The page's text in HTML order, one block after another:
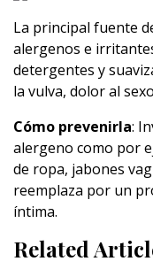
La principal fuente
alergenos e
detergentes y
la vulva, dolor al
Cómo prevenirla:
alergeno como por
de ropa, jabones
reemplaza por un
íntima.
Related